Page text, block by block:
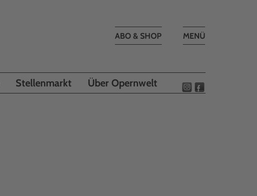
Toggle
MENÜ
ABO & SHOP
Stellenmarkt Über Opernwelt